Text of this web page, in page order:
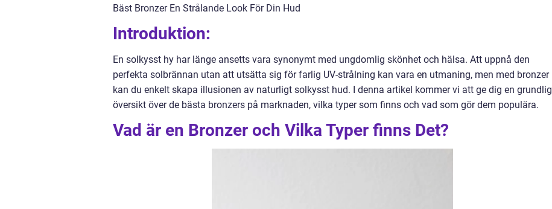
Bäst Bronzer En Strålande Look För Din Hud
Introduktion:
En solkysst hy har länge ansetts vara synonymt med ungdomlig skönhet och hälsa. Att uppnå den
perfekta solbrännan utan att utsätta sig för farlig UV-strålning kan vara en utmaning, men med bronzer
kan du enkelt skapa illusionen av naturligt solkysst hud. I denna artikel kommer vi att ge dig en grundlig
översikt över de bästa bronzers på marknaden, vilka typer som finns och vad som gör dem populära.
Vad är en Bronzer och Vilka Typer finns Det?